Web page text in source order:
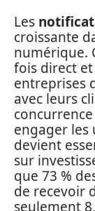
Les
croissante
numérique.
fois direct
entreprises
avec leurs
concurrence
engager les
devient
sur
que 73 %
de recevoir
seulement